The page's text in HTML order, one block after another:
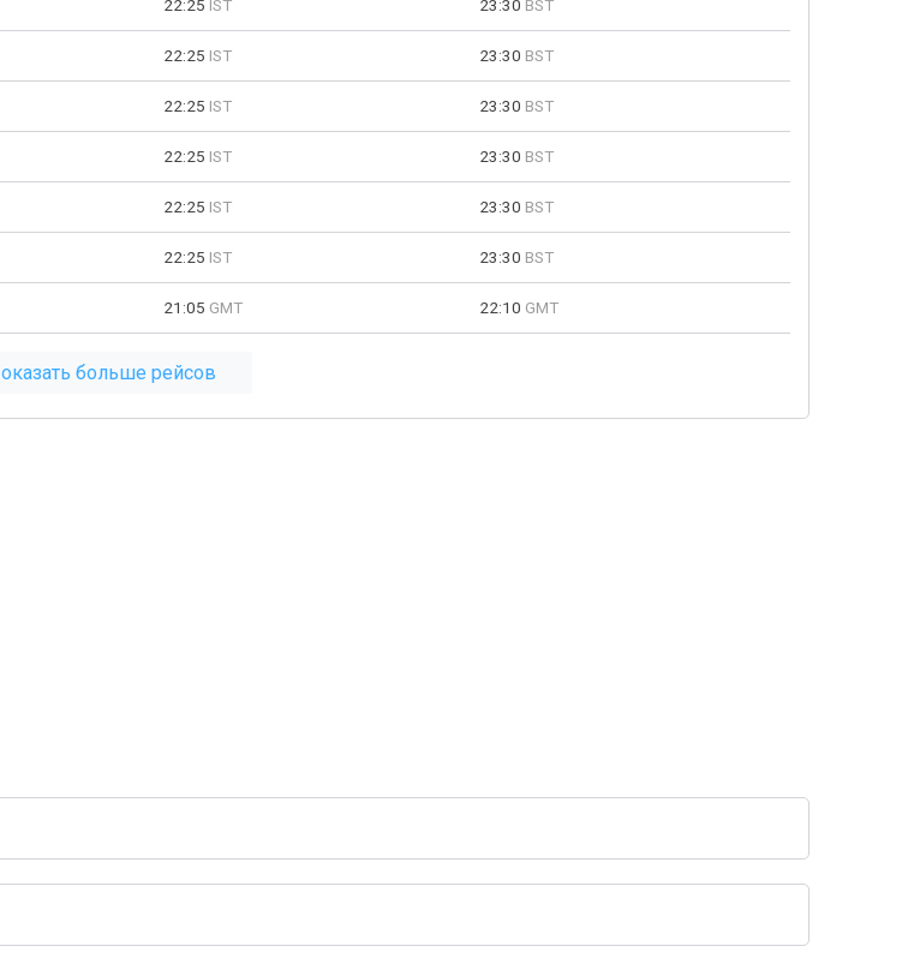
22:25 IST 23:30 BST
22:25 IST 23:30 BST
22:25 IST 23:30 BST
22:25 IST 23:30 BST
22:25 IST 23:30 BST
22:25 IST 23:30 BST
21:05 GMT 22:10 GMT
больше рейсов